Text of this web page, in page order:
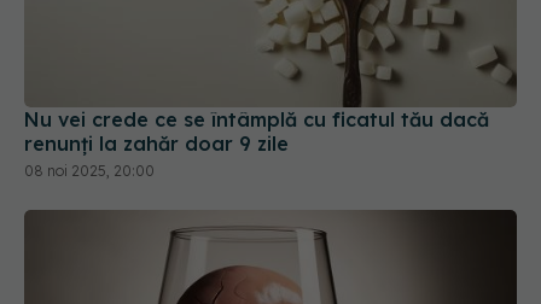
Nu vei crede ce se întâmplă cu ficatul tău dacă
renunți la zahăr doar 9 zile
08 noi 2025, 20:00